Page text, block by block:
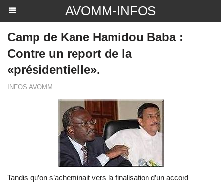
AVOMM-INFOS
Camp de Kane Hamidou Baba :
Contre un report de la
«présidentielle».
INFOS AVOMM
Tandis qu’on s’acheminait vers la finalisation d’un accord